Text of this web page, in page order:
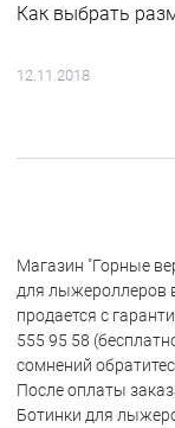
Как выбрать
12.11.2018
Магазин "Горные
для лыжероллеров
продается с
555 95 58
сомнений
После оплаты
Ботинки для